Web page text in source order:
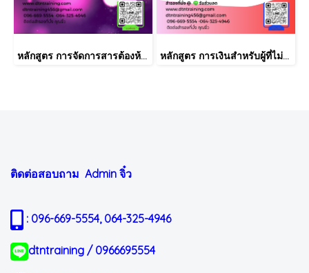
หลักสูตร การจัดการสารต้องห้ามตามระเบียบ RoHS V2.1, REACH และ QC080000 หลักสูตร การเงินสำหรับผู้ที่ไม่ได้มีวิชาชีพด้านการเงิน (Finance for Non-Finance Professionals)
ติดต่อสอบถาม Admin จิ๋ว
: 096-669-5554, 064-325-4946
dtntraining / 0966695554